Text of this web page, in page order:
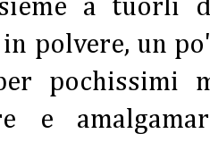
a tuorli
polvere, un
pochissimi
e